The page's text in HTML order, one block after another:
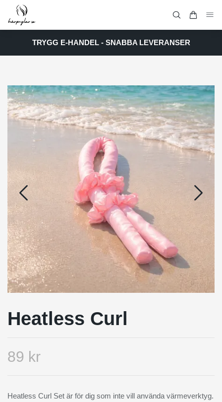
TRYGG E-HANDEL - SNABBA LEVERANSER
Heatless Curl
89 kr
Heatless Curl Set är för dig som inte vill använda värmeverktyg.